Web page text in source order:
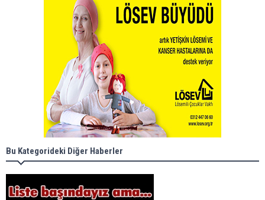
Bu Kategorideki Diğer Haberler